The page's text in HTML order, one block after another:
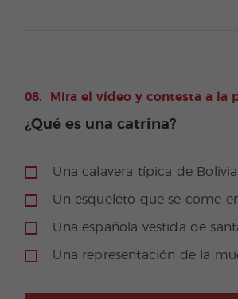
Mira el vídeo y contesta a la
¿Qué es una catrina?
Una calavera típica de Bolivia.
Un esqueleto que se come
Una española vestida de
Una representación de la